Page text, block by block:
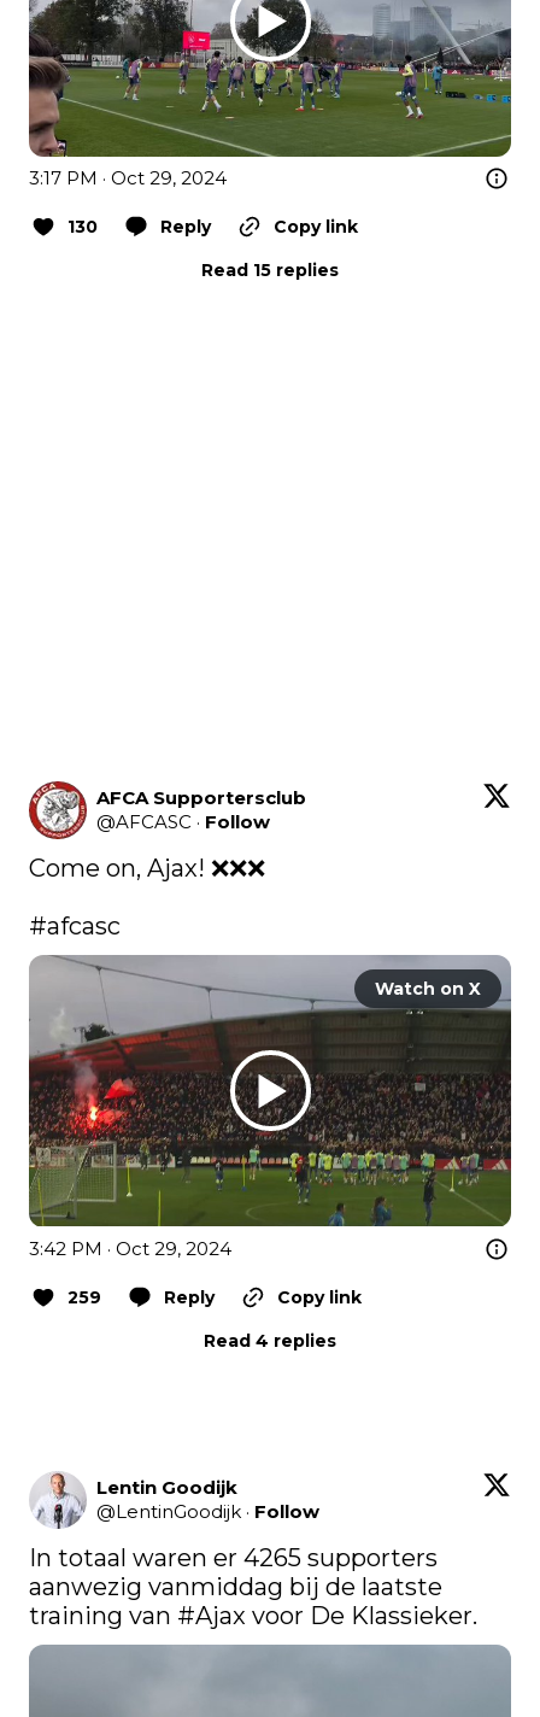
3:17 PM · Oct 29, 2024
130 Reply
Copy link
Read 15 replies
AFCA Supportersclub
@AFCASC · Follow
Come on, Ajax! ❌️❌️❌️
#afcasc
Watch on X
3:42 PM · Oct 29, 2024
259 Reply
Copy link
Read 4 replies
Lentin Goodijk
@LentinGoodijk · Follow
In totaal waren er 4265 supporters
aanwezig vanmiddag bij de laatste
training van #Ajax voor De Klassieker.